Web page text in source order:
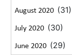
August 2020 (31)
July 2020 (30)
June 2020 (29)